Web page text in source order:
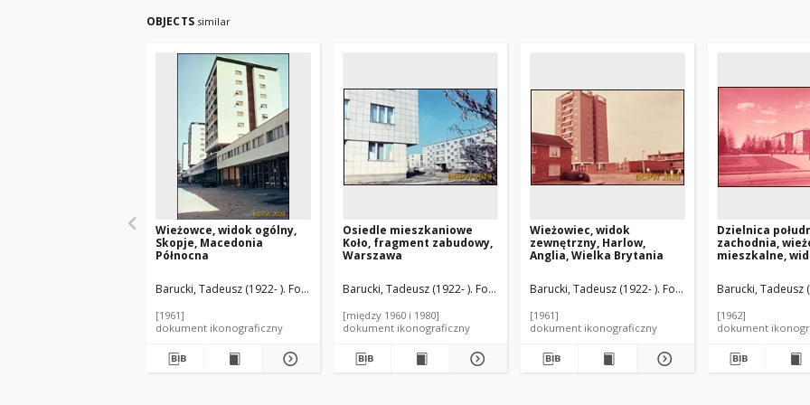
OBJECTS similar
Wieżowce, widok ogólny,
Skopje, Macedonia
Północna
Barucki, Tadeusz (1922- ). Fotograf
[1961]
dokument ikonograficzny
Osiedle mieszkaniowe
Koło, fragment zabudowy,
Warszawa
Barucki, Tadeusz (1922- ). Fotograf
[między 1960 i 1980]
dokument ikonograficzny
Wieżowiec, widok
zewnętrzny, Harlow,
Anglia, Wielka Brytania
Barucki, Tadeusz (1922- ). Fotograf
[1961]
dokument ikonograficzny
Dzielnica
zachodnia,
mieszkalne,
Barucki, Tadeusz
[1962]
dokument